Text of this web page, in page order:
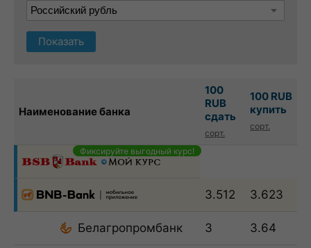
Показать
Наименование банка
100
RUB
сдать
сорт.
100 RUB
купить
сорт.
Фиксируйте выгодный курс!
3.512 3.623
Белагропромбанк 3 3.64